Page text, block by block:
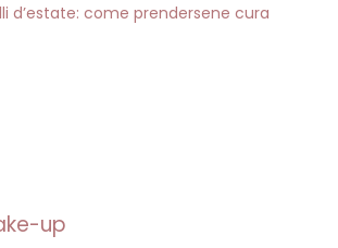
d’estate: come prendersene cura
up